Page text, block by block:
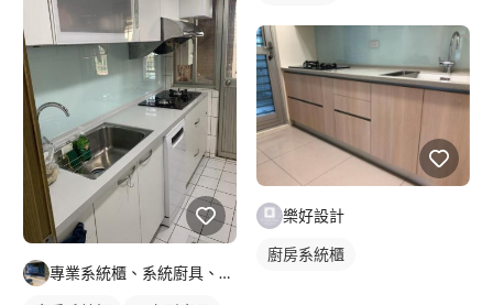
專業系統櫃、系統廚具、系統家具、全室室內設計規劃
樂好設計
廚房系統櫃